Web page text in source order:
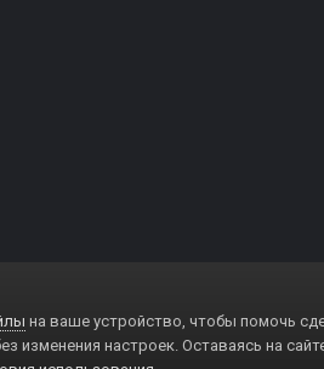
на ваше устройство, чтобы помочь
изменения настроек. Оставаясь на